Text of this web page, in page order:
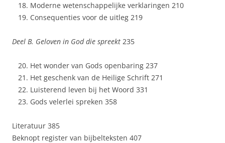
Moderne wetenschappelijke verklaringen 210
Consequenties voor de uitleg 219
Deel B. Geloven in God die spreekt 235
Het wonder van Gods openbaring 237
Het geschenk van de Heilige Schrift 271
Luisterend leven bij het Woord 331
Gods velerlei spreken 358
Literatuur 385
Beknopt register van bijbelteksten 407